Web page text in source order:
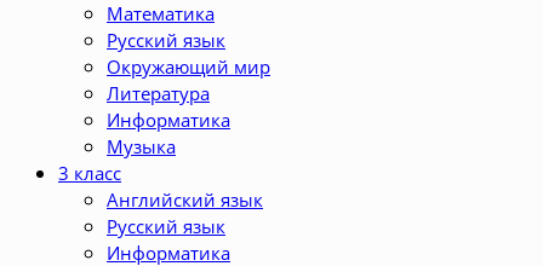
Математика
Русский язык
Окружающий мир
Литература
Информатика
Музыка
3 класс
Английский язык
Русский язык
Информатика